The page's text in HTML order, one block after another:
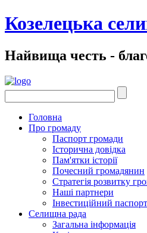
Козелецька
Найвища честь -
Головна
Про громаду
Паспорт громади
Історична довідка
Пам'ятки історії
Почесний громадянин
Стратегія розвитку
Наші партнери
Інвестиційний
Селищна рада
Загальна інформація